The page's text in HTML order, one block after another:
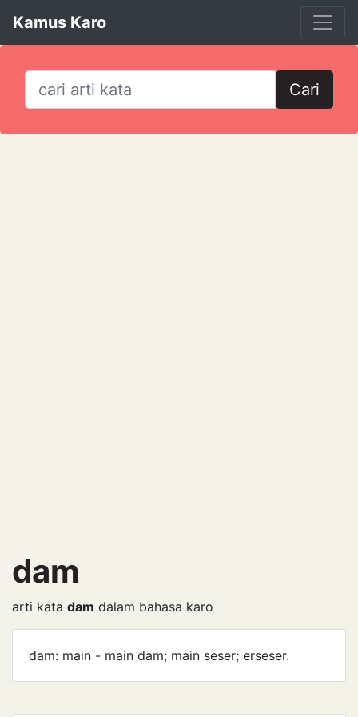
Kamus Karo
Cari
dam
arti kata dam dalam bahasa karo
dam: main - main dam; main seser; erseser.